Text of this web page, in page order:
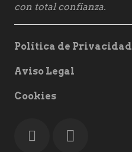
con total confianza.
Política de Privacidad
Aviso Legal
Cookies